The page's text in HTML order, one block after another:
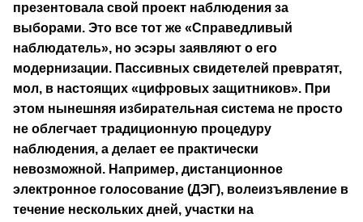
презентовала свой проект наблюдения за
выборами. Это все тот же «Справедливый
наблюдатель», но эсэры заявляют о его
модернизации. Пассивных свидетелей превратят,
мол, в настоящих «цифровых защитников». При
этом нынешняя избирательная система не просто
не облегчает традиционную процедуру
наблюдения, а делает ее практически
невозможной. Например, дистанционное
электронное голосование (ДЭГ), волеизъявление в
течение нескольких дней, участки на